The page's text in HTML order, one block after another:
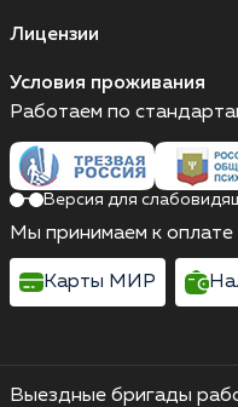
Лицензии
Условия проживания
Выездные бригады
Работаем по
Версия для
Мы принимаем к оплате
Карты МИР